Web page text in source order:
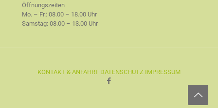
Öffnungszeiten
Mo. – Fr.: 08.00 – 18.00 Uhr
Samstag: 08.00 – 13.00 Uhr
KONTAKT & ANFAHRT DATENSCHUTZ IMPRESSUM